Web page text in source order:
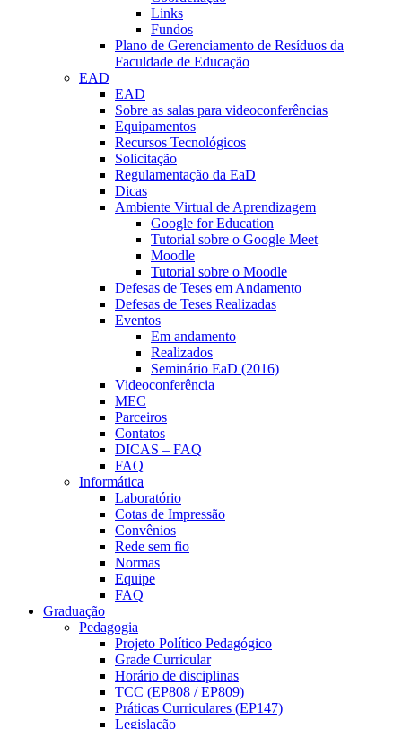
Links
Fundos
Plano de Gerenciamento de Resíduos da
Faculdade de Educação
EAD
EAD
Sobre as salas para videoconferências
Equipamentos
Recursos Tecnológicos
Solicitação
Regulamentação da EaD
Dicas
Ambiente Virtual de Aprendizagem
Google for Education
Tutorial sobre o Google Meet
Moodle
Tutorial sobre o Moodle
Defesas de Teses em Andamento
Defesas de Teses Realizadas
Eventos
Em andamento
Realizados
Seminário EaD (2016)
Videoconferência
MEC
Parceiros
Contatos
DICAS – FAQ
FAQ
Informática
Laboratório
Cotas de Impressão
Convênios
Rede sem fio
Normas
Equipe
FAQ
Graduação
Pedagogia
Projeto Político Pedagógico
Grade Curricular
Horário de disciplinas
TCC (EP808 / EP809)
Práticas Curriculares (EP147)
Legislação